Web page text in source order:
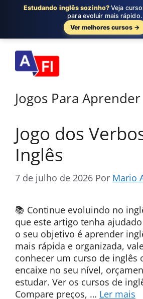
para
conteúdo
Jogos Para
Jogo dos
Inglês
7 de julho de 2026 Por Mario
📚 Continue evoluindo no
que este artigo tenha
o seu objetivo é aprender
mais rápida e organizada,
conhecer um curso de inglês
encaixe no seu nível,
estudar. Ver os cursos de
Compare preços, … Ler mais
Estudando inglês sozinho? Veja
para evoluir mais rápido.
Ver melhores cursos →